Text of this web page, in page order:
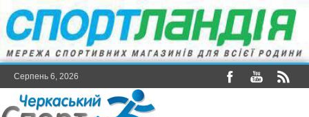
Серпень 6, 2026